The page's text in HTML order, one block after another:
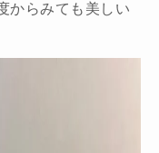
からみても美しい